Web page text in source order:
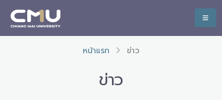
หน้าแรก ข่าว
ข่าว